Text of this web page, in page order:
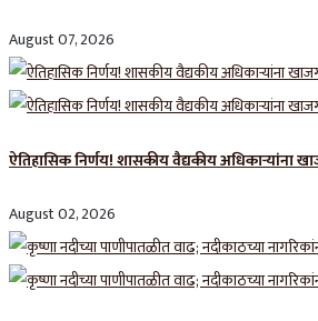
August 07, 2026
ऐतिहासिक निर्णय! शासकीय वैद्यकीय अधिकाऱ्यांना
August 02, 2026